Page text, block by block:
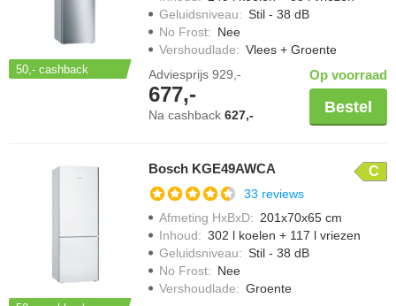
50,- cashback
Geluidsniveau: Stil - 38 dB
No Frost: Nee
Vershoudlade: Vlees + Groente
Adviesprijs 929,-
677,-
Na cashback 627,-
Op voorraad
Bestel
Bosch KGE49AWCA C
33 reviews
Afmeting HxBxD: 201x70x65 cm
Inhoud: 302 l koelen + 117 l vriezen
Geluidsniveau: Stil - 38 dB
No Frost: Nee
Vershoudlade: Groente